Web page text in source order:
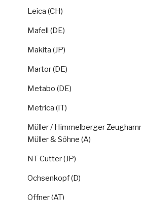
Leica (CH)
Mafell (DE)
Makita (JP)
Martor (DE)
Metabo (DE)
Metrica (IT)
Müller / Himmelberger
Müller & Söhne (A)
NT Cutter (JP)
Ochsenkopf (D)
Offner (AT)